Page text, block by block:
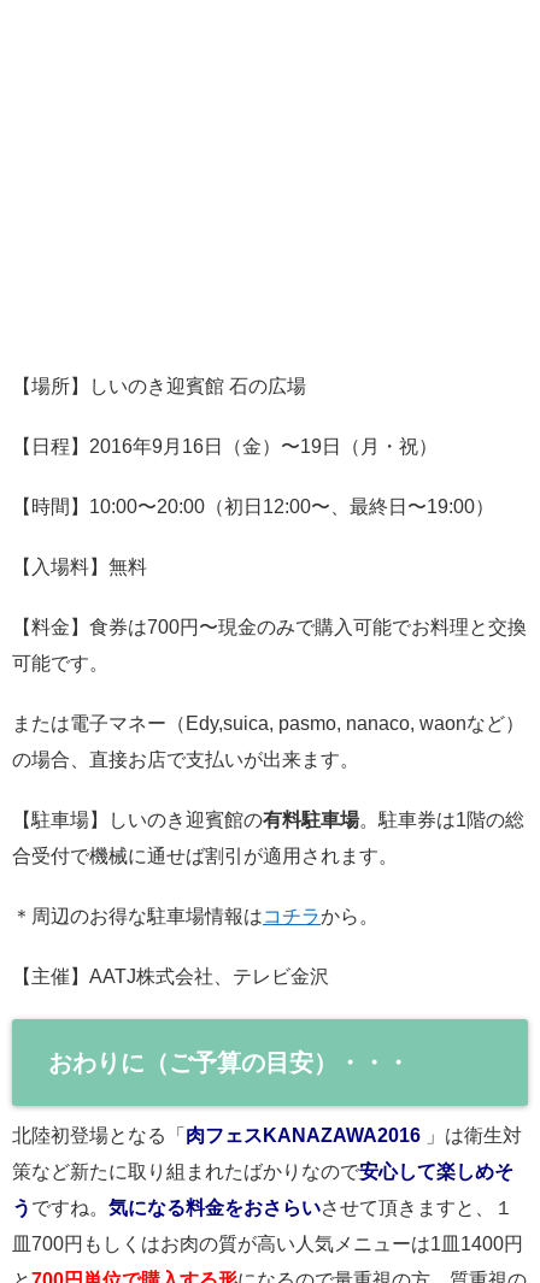
【場所】しいのき迎賓館 石の広場
【日程】2016年9月16日（金）〜19日（月・祝）
【時間】10:00〜20:00（初日12:00〜、最終日〜19:00）
【入場料】無料
【料金】食券は700円〜現金のみで購入可能でお料理と交換
可能です。
または電子マネー（Edy,suica, pasmo, nanaco, waonなど）
の場合、直接お店で支払いが出来ます。
【駐車場】しいのき迎賓館の有料駐車場。駐車券は1階の総
合受付で機械に通せば割引が適用されます。
＊周辺のお得な駐車場情報はコチラから。
【主催】 AATJ株式会社、テレビ金沢
おわりに（ご予算の目安）・・・
北陸初登場となる「 肉フェスKANAZAWA2016 」は衛生対
策など新たに取り組まれたばかりなので安心して楽しめそ
う ですね。 気になる料金をおさらいさせて頂きますと、１
皿700円もしくはお肉の質が高い人気メニューは1皿1400円